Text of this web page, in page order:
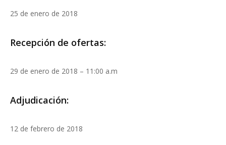
25 de enero de 2018
Recepción de ofertas:
29 de enero de 2018 – 11:00 a.m
Adjudicación:
12 de febrero de 2018